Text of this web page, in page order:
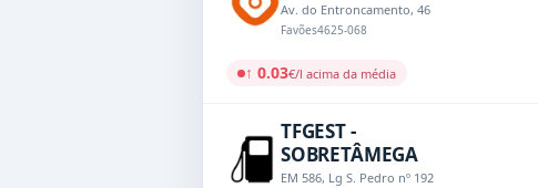
Av. do Entroncamento, 46
Favões4625-068
↑ 0.03€/l acima da média
TFGEST -
SOBRETÂMEGA
EM 586, Lg S. Pedro nº 192